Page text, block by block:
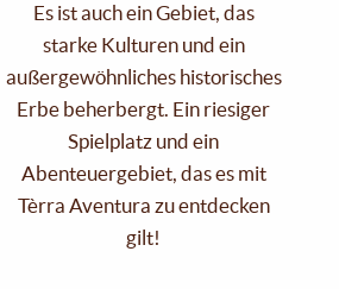
Es ist auch ein Gebiet, das
starke Kulturen und ein
außergewöhnliches historisches
Erbe beherbergt. Ein riesiger
Spielplatz und ein
Abenteuergebiet, das es mit
Tèrra Aventura zu entdecken
gilt!